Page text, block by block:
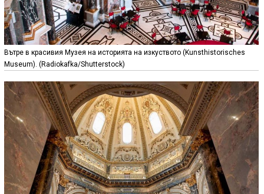
Вътре в красивия Музея на историята на изкуството (Kunsthistorisches
Museum). (Radiokafka/Shutterstock)